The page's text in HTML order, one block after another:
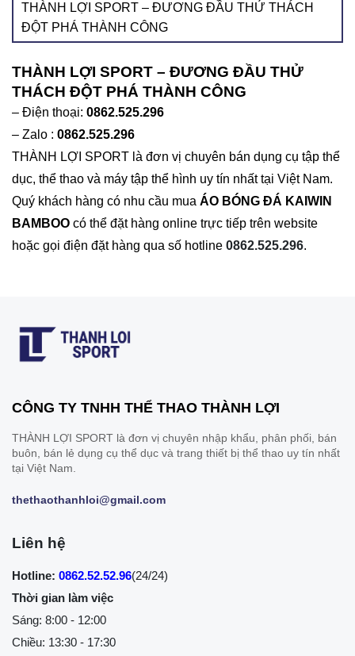
THÀNH LỢI SPORT – ĐƯƠNG ĐẦU THỬ THÁCH
ĐỘT PHÁ THÀNH CÔNG
THÀNH LỢI SPORT – ĐƯƠNG ĐẦU THỬ
THÁCH ĐỘT PHÁ THÀNH CÔNG
– Điện thoại: 0862.525.296
– Zalo : 0862.525.296
THÀNH LỢI SPORT là đơn vị chuyên bán dụng cụ tập thể
dục, thể thao và máy tập thể hình uy tín nhất tại Việt Nam.
Quý khách hàng có nhu cầu mua ÁO BÓNG ĐÁ KAIWIN
BAMBOO có thể đặt hàng online trực tiếp trên website
hoặc gọi điện đặt hàng qua số hotline 0862.525.296.
CÔNG TY TNHH THỂ THAO THÀNH LỢI
THÀNH LỢI SPORT là đơn vị chuyên nhập khẩu, phân phối, bán
buôn, bán lẻ dụng cụ thể dục và trang thiết bị thể thao uy tín nhất
tại Việt Nam.
thethaothanhloi@gmail.com
Liên hệ
Hotline: 0862.52.52.96(24/24)
Thời gian làm việc
Sáng: 8:00 - 12:00
Chiều: 13:30 - 17:30